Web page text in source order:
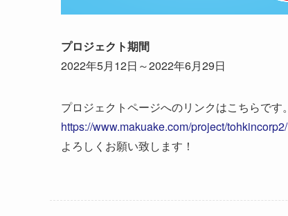
プロジェクト期間
2022年5月12日～2022年6月29日
プロジェクトページへのリンクはこちらです。
https://www.makuake.com/project/tohkincorp2/
よろしくお願い致します！